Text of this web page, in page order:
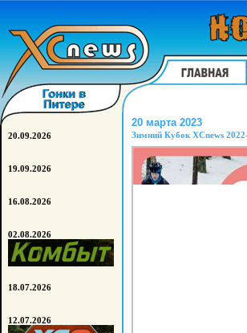
20 марта 2023
Зимний Кубок XCnews
20.09.2026
19.09.2026
16.08.2026
02.08.2026
18.07.2026
12.07.2026